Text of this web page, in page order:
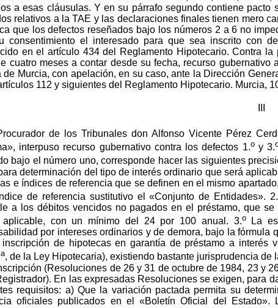
a esas cláusulas. Y en su párrafo segundo contiene
relativos a la TAE y las declaraciones finales tienen mero
que los defectos reseñados bajo los números 2 a 6 no
consentimiento el interesado para que sea inscrito con
en el artículo 434 del Reglamento Hipotecario. Contra
cuatro meses a contar desde su fecha, recurso
de Murcia, con apelación, en su caso, ante la Dirección
112 y siguientes del Reglamento Hipotecario. Murcia,
de los Tribunales don Alfonso Vicente Pérez
interpuso recurso gubernativo contra los defectos 1.o y 3.
bajo el número uno, corresponde hacer las siguientes
determinación del tipo de interés ordinario que será
e índices de referencia que se definen en el mismo
de referencia sustitutivo el «Conjunto de Entidades». 2.
a los débitos vencidos no pagados en el préstamo, que
aplicable, con un mínimo del 24 por 100 anual. 3.o La
por intereses ordinarios y de demora, bajo la
de hipotecas en garantía de préstamo a interés
a, de la Ley Hipotecaria), existiendo bastante jurisprudencia
(Resoluciones de 26 y 31 de octubre de 1984, 23 y
En las expresadas Resoluciones se exigen, para
requisitos: a) Que la variación pactada permita su
oficiales publicados en el «Boletín Oficial del